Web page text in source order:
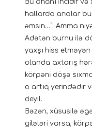
Bu ananı incidir
hallarda analar
əmsin…”. Amma
Adətən burnu ilə
yaxşı hiss
olanda axtarış
körpəni döşə
o artıq yerindədir
deyil.
Bəzən, xüsusilə
gilələri varsa,